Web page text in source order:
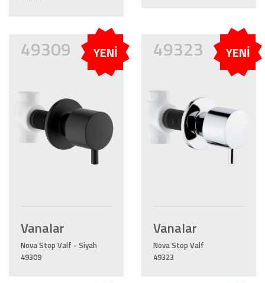
49309 YENİ
Vanalar
Nova Stop Valf - Siyah
49309
49323 YENİ
Vanalar
Nova Stop Valf
49323